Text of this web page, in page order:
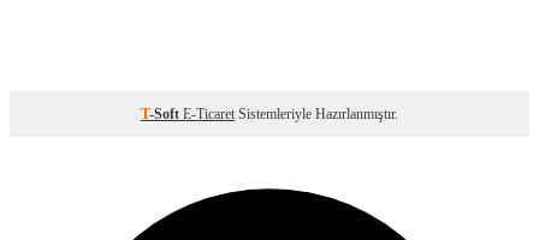
T-Soft E-Ticaret Sistemleriyle Hazırlanmıştır.